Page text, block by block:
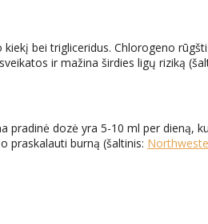
bei trigliceridus. Chlorogeno
ir mažina širdies ligų riziką
dozė yra 5-10 ml per dieną,
praskalauti burną (šaltinis: